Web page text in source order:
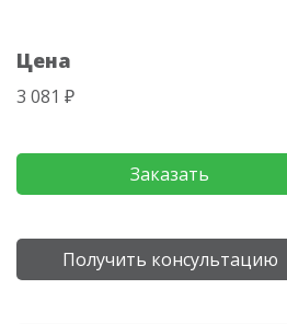
Цена
3 081 ₽
Заказать
Получить консультацию